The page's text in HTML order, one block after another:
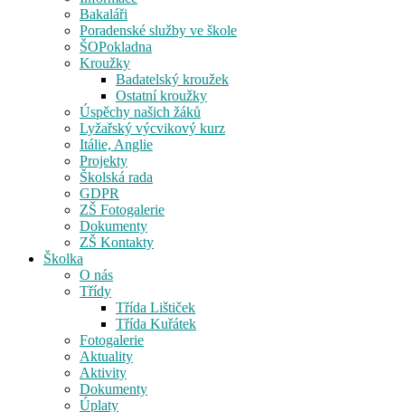
Bakaláři
Poradenské služby ve škole
ŠOPokladna
Kroužky
Badatelský kroužek
Ostatní kroužky
Úspěchy našich žáků
Lyžařský výcvikový kurz
Itálie, Anglie
Projekty
Školská rada
GDPR
ZŠ Fotogalerie
Dokumenty
ZŠ Kontakty
Školka
O nás
Třídy
Třída Lištiček
Třída Kuřátek
Fotogalerie
Aktuality
Aktivity
Dokumenty
Úplaty